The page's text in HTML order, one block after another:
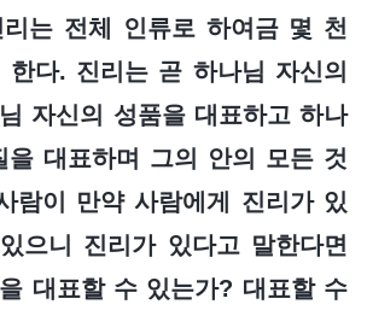
는 전체 인류로 하여금 몇 천
한다. 진리는 곧 하나님 자신의
자신의 성품을 대표하고 하나
을 대표하며 그의 안의 모든 것
람이 만약 사람에게 진리가 있
으니 진리가 있다고 말한다면
대표할 수 있는가? 대표할 수